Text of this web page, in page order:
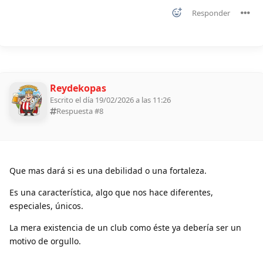
Responder
Reydekopas
Escrito el día 19/02/2026 a las 11:26
Respuesta #8
Que mas dará si es una debilidad o una fortaleza.
Es una característica, algo que nos hace diferentes,
especiales, únicos.
La mera existencia de un club como éste ya debería ser un
motivo de orgullo.